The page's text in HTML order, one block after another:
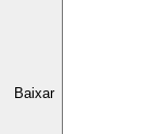
Baixar